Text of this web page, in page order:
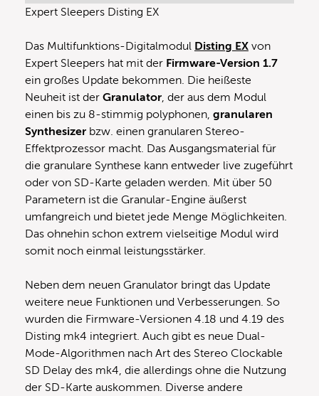
Expert Sleepers Disting EX
Das Multifunktions-Digitalmodul Disting EX von
Expert Sleepers hat mit der Firmware-Version 1.7
ein großes Update bekommen. Die heißeste
Neuheit ist der Granulator, der aus dem Modul
einen bis zu 8-stimmig polyphonen, granularen
Synthesizer bzw. einen granularen Stereo-
Effektprozessor macht. Das Ausgangsmaterial für
die granulare Synthese kann entweder live zugeführt
oder von SD-Karte geladen werden. Mit über 50
Parametern ist die Granular-Engine äußerst
umfangreich und bietet jede Menge Möglichkeiten.
Das ohnehin schon extrem vielseitige Modul wird
somit noch einmal leistungsstärker.
Neben dem neuen Granulator bringt das Update
weitere neue Funktionen und Verbesserungen. So
wurden die Firmware-Versionen 4.18 und 4.19 des
Disting mk4 integriert. Auch gibt es neue Dual-
Mode-Algorithmen nach Art des Stereo Clockable
SD Delay des mk4, die allerdings ohne die Nutzung
der SD-Karte auskommen. Diverse andere